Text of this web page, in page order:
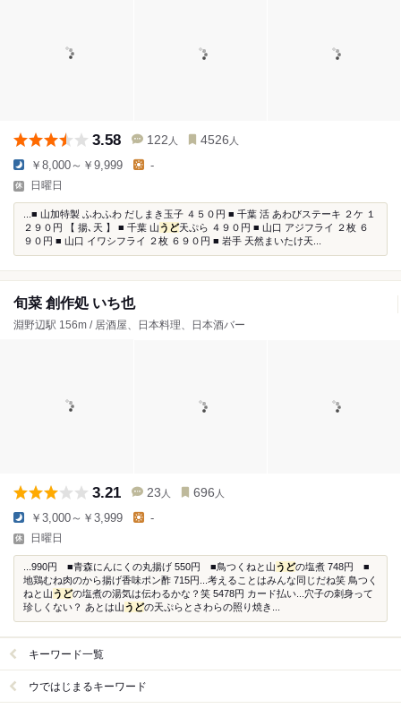
3.58 122 人 4526 人
￥8,000～￥9,999 -
日曜日
...■ 山加特製 ふわふわ だしまき玉子 ４５０円 ■ 千葉 活 あわびステーキ ２ケ １
２９０円 【 揚､天 】 ■ 千葉 山うど天ぷら ４９０円 ■ 山口 アジフライ ２枚 ６
９０円 ■ 山口 イワシフライ ２枚 ６９０円 ■ 岩手 天然まいたけ天...
旬菜 創作処 いち也
淵野辺駅 156m / 居酒屋、日本料理、日本酒バー
3.21 23 人 696 人
￥3,000～￥3,999 -
日曜日
...990円 ■青森にんにくの丸揚げ 550円 ■鳥つくねと山うどの塩煮 748円 ■
地鶏むね肉のから揚げ香味ポン酢 715円...考えることはみんな同じだね笑 鳥つく
ねと山うどの塩煮の湯気は伝わるかな？笑 5478円 カード払い...穴子の刺身って
珍しくない？ あとは山うどの天ぷらとさわらの照り焼き...
キーワード一覧
ウではじまるキーワード